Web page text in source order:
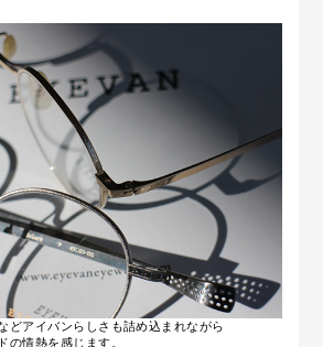
どアイバンらしさも詰め込まれながら
の情熱を感じます。